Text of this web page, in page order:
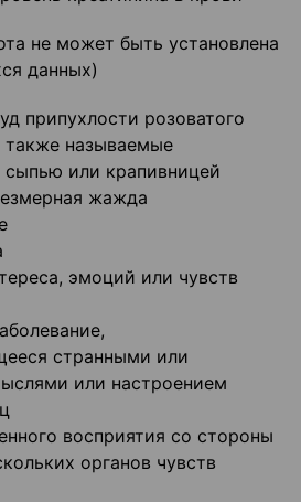
не может быть установлена
данных)
припухлости розоватого
также называемые
сыпью или крапивницей
жажда
эмоций или чувств
странными или
или настроением
восприятия со стороны
органов чувств